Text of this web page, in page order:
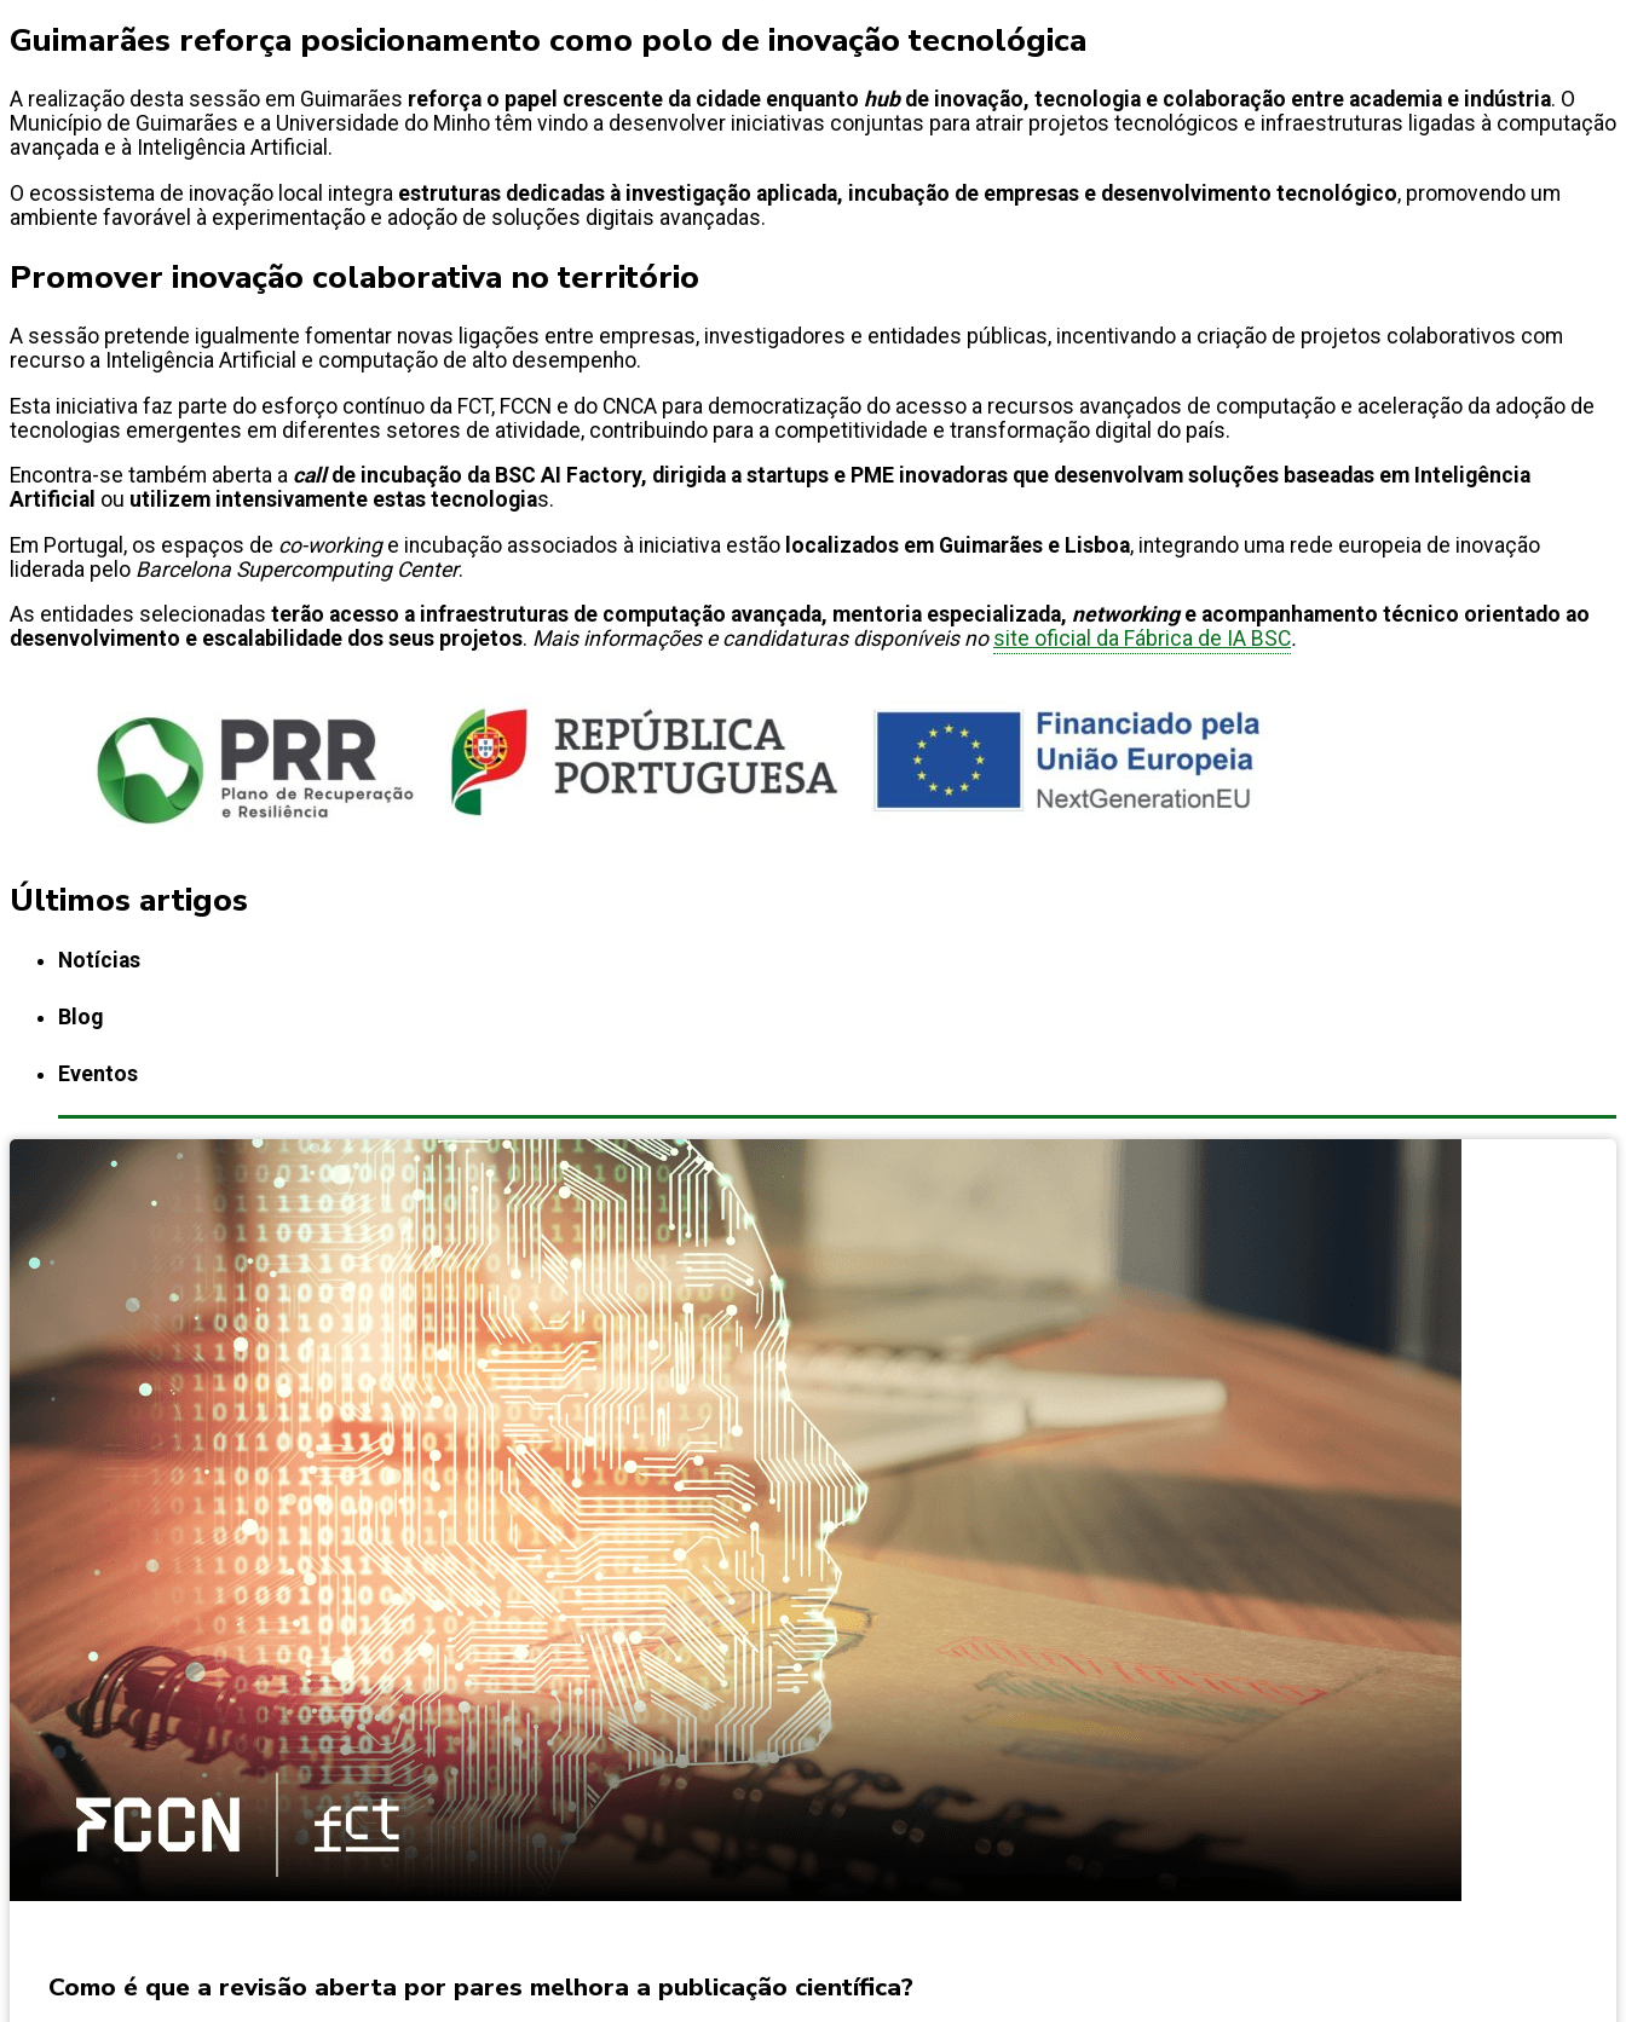
Guimarães reforça posicionamento como polo de inovação tecnológica
A realização desta sessão em Guimarães reforça o papel crescente da cidade enquanto hubde inovação, tecnologia e colaboração entre academia e indústria. O
Município de Guimarães e a Universidade do Minho têm vindo a desenvolver iniciativas conjuntas para atrair projetos tecnológicos e infraestruturas ligadas à computação
avançada e à Inteligência Artificial.
O ecossistema de inovação local integra estruturas dedicadas à investigação aplicada, incubação de empresas e desenvolvimento tecnológico, promovendo um
ambiente favorável à experimentação e adoção de soluções digitais avançadas.
Promover inovação colaborativa no território
A sessão pretende igualmente fomentar novas ligações entre empresas, investigadores e entidades públicas, incentivando a criação de projetos colaborativos com
recurso a Inteligência Artificial e computação de alto desempenho.
Esta iniciativa faz parte do esforço contínuo da FCT, FCCN e do CNCA para democratização do acesso a recursos avançados de computação e aceleração da adoção de
tecnologias emergentes em diferentes setores de atividade, contribuindo para a competitividade e transformação digital do país.
Encontra-se também aberta a callde incubação da BSC AI Factory, dirigida a startups e PME inovadoras que desenvolvam soluções baseadas em Inteligência
Artificial ou utilizem intensivamente estas tecnologias.
Em Portugal, os espaços de co-workinge incubação associados à iniciativa estão localizados em Guimarães e Lisboa, integrando uma rede europeia de inovação
liderada pelo Barcelona Supercomputing Center.
As entidades selecionadas terão acesso a infraestruturas de computação avançada, mentoria especializada, networkinge acompanhamento técnico orientado ao
desenvolvimento e escalabilidade dos seus projetos. Mais informações e candidaturas disponíveis no site oficial da Fábrica de IA BSC.
Últimos artigos
Notícias
Blog
Eventos
Como é que a revisão aberta por pares melhora a publicação científica?